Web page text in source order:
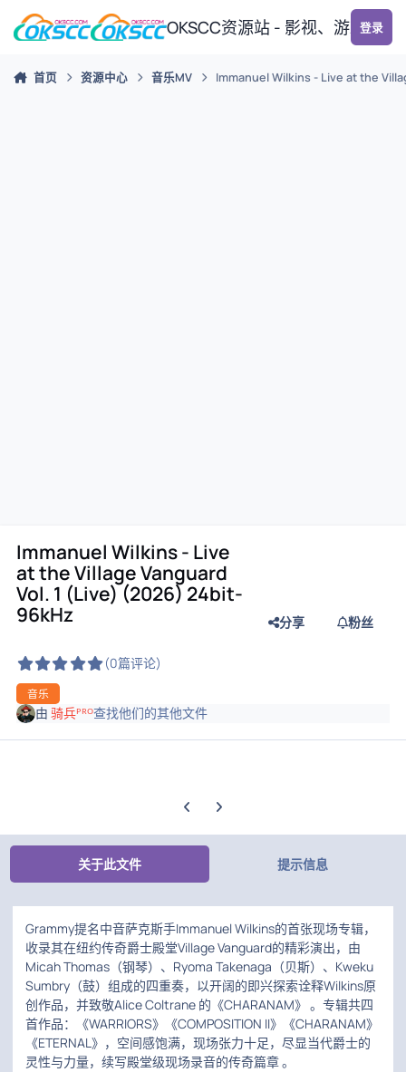
跳转到帖子
OKSCC资源站 - 影视、游戏、
登录
首页 资源中心 音乐MV Immanuel Wilkins - Live at the
Immanuel Wilkins - Live
at the Village Vanguard
Vol. 1 (Live) (2026) 24bit-
96kHz
(0篇评论)
音乐
分享 粉丝
由骑兵ᴾᴿᴼ查找他们的其他文件
上一张轮播幻灯片
下一张轮播幻灯片
关于此文件 提示信息
Grammy提名中音萨克斯手Immanuel Wilkins的首张现场专辑，
收录其在纽约传奇爵士殿堂Village Vanguard的精彩演出，由
Micah Thomas（钢琴）、Ryoma Takenaga（贝斯）、Kweku
Sumbry（鼓）组成的四重奏，以开阔的即兴探索诠释Wilkins原
创作品，并致敬Alice Coltrane 的《CHARANAM》 。专辑共四
首作品：《WARRIORS》《COMPOSITION II》《CHARANAM》
《ETERNAL》，空间感饱满，现场张力十足，尽显当代爵士的
灵性与力量，续写殿堂级现场录音的传奇篇章 。